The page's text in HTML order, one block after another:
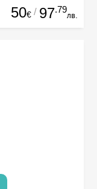
50€ / 97.79
лв.